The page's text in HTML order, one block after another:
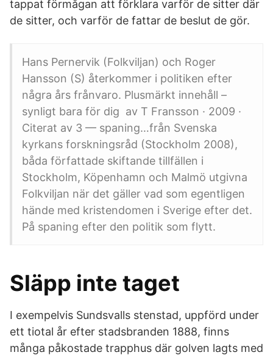
tappat förmågan att förklara varför de sitter där
de sitter, och varför de fattar de beslut de gör.
Hans Pernervik (Folkviljan) och Roger
Hansson (S) återkommer i politiken efter
några års frånvaro. Plusmärkt innehåll –
synligt bara för dig av T Fransson · 2009 ·
Citerat av 3 — spaning…från Svenska
kyrkans forskningsråd (Stockholm 2008),
båda författade skiftande tillfällen i
Stockholm, Köpenhamn och Malmö utgivna
Folkviljan när det gäller vad som egentligen
hände med kristendomen i Sverige efter det.
På spaning efter den politik som flytt.
Släpp inte taget
I exempelvis Sundsvalls stenstad, uppförd under
ett tiotal år efter stadsbranden 1888, finns
många påkostade trapphus där golven lagts med